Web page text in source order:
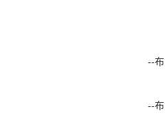
--布
--布